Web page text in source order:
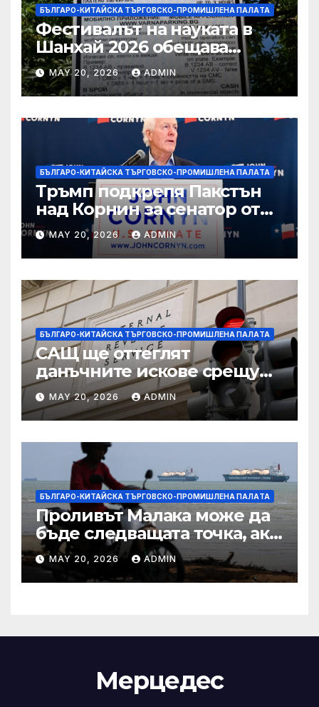
БЪЛГАРО-КИТАЙСКА ТЪРГОВСКО-ПРОМИШЛЕНА ПАЛAТА
Фестивалът на науката в
Шанхай 2026 обещава
вълнуващи научно-
технологични иновации
MAY 20, 2026 ADMIN
БЪЛГАРО-КИТАЙСКА ТЪРГОВСКО-ПРОМИШЛЕНА ПАЛAТА
Тръмп подкрепя Пакстън
над Корнин за сенатор от
Тексас в шокираща
подкрепа
MAY 20, 2026 ADMIN
БЪЛГАРО-КИТАЙСКА ТЪРГОВСКО-ПРОМИШЛЕНА ПАЛAТА
САЩ ще оттеглят
данъчните искове срещу
Тръмп „завинаги“ в
сделката за съдебно дело с
IRS
MAY 20, 2026 ADMIN
БЪЛГАРО-КИТАЙСКА ТЪРГОВСКО-ПРОМИШЛЕНА ПАЛAТА
Проливът Малака може да
бъде следващата точка, ако
Азия не внимава
MAY 20, 2026 ADMIN
Мерцедес